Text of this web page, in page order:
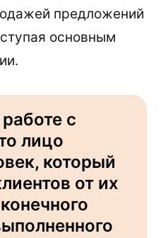
предложений
основным
с
лицо
который
от их